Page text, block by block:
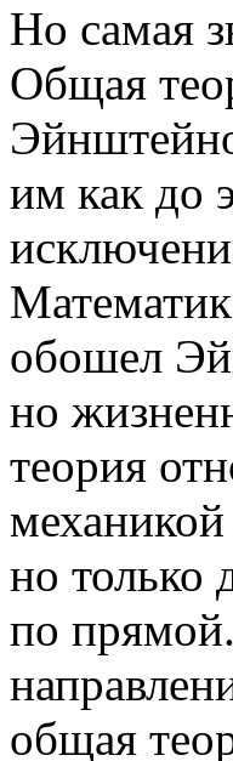
Но самая
Общая
им как до
обошел
но
теория
но только
по
общая